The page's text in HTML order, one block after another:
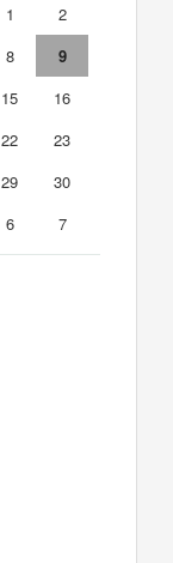
1
2
8
9
15
16
22
23
29
30
6 7